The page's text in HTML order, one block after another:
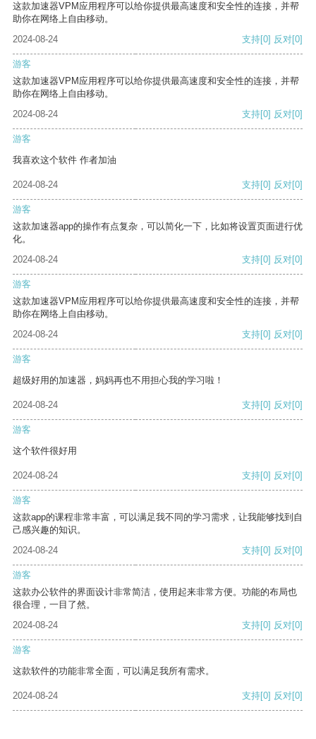
这款加速器VPM应用程序可以给你提供最高速度和安全性的连接，并帮
助你在网络上自由移动。
2024-08-24
支持[0] 反对[0]
游客
这款加速器VPM应用程序可以给你提供最高速度和安全性的连接，并帮
助你在网络上自由移动。
2024-08-24
支持[0] 反对[0]
游客
我喜欢这个软件 作者加油
2024-08-24 支持[0] 反对[0]
游客
这款加速器app的操作有点复杂，可以简化一下，比如将设置页面进行优
化。
2024-08-24
支持[0] 反对[0]
游客
这款加速器VPM应用程序可以给你提供最高速度和安全性的连接，并帮
助你在网络上自由移动。
2024-08-24
支持[0] 反对[0]
游客
超级好用的加速器，妈妈再也不用担心我的学习啦！
2024-08-24 支持[0] 反对[0]
游客
这个软件很好用
2024-08-24 支持[0] 反对[0]
游客
这款app的课程非常丰富，可以满足我不同的学习需求，让我能够找到自
己感兴趣的知识。
2024-08-24
支持[0] 反对[0]
游客
这款办公软件的界面设计非常简洁，使用起来非常方便。功能的布局也
很合理，一目了然。
2024-08-24
支持[0] 反对[0]
游客
这款软件的功能非常全面，可以满足我所有需求。
2024-08-24 支持[0] 反对[0]